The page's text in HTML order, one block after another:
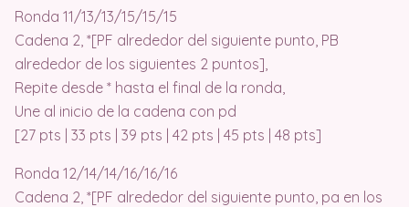
Ronda 11/13/13/15/15/15
Cadena 2, *[PF alrededor del siguiente punto, PB
alrededor de los siguientes 2 puntos],
Repite desde * hasta el final de la ronda,
Une al inicio de la cadena con pd
[27 pts | 33 pts | 39 pts | 42 pts | 45 pts | 48 pts]
Ronda 12/14/14/16/16/16
Cadena 2, *[PF alrededor del siguiente punto, pa en los